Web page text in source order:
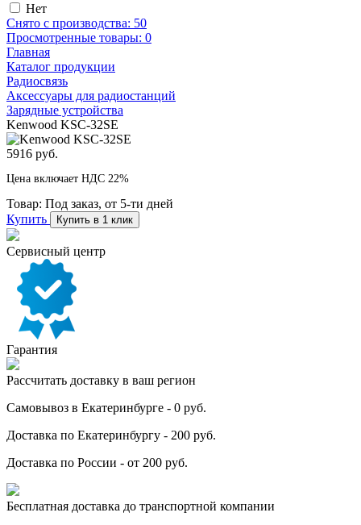
Нет
Снято с производства: 50
Просмотренные товары: 0
Главная
Каталог продукции
Радиосвязь
Аксессуары для радиостанций
Зарядные устройства
Kenwood KSC-32SE
5916 руб.
Цена включает НДС 22%
Товар: Под заказ, от 5-ти дней
Купить
Купить в 1 клик
Сервисный центр
Гарантия
Рассчитать доставку в ваш регион
Самовывоз в Екатеринбурге - 0 руб.
Доставка по Екатеринбургу - 200 руб.
Доставка по России - от 200 руб.
Бесплатная доставка до транспортной компании